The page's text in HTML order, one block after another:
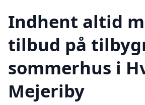
Indhent altid
tilbud på
sommerhus i
Mejeriby